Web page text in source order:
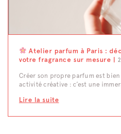
Atelier parfum à Paris :
votre fragrance sur mesure |
Créer son propre parfum est
activité créative : c’est une
Lire la suite